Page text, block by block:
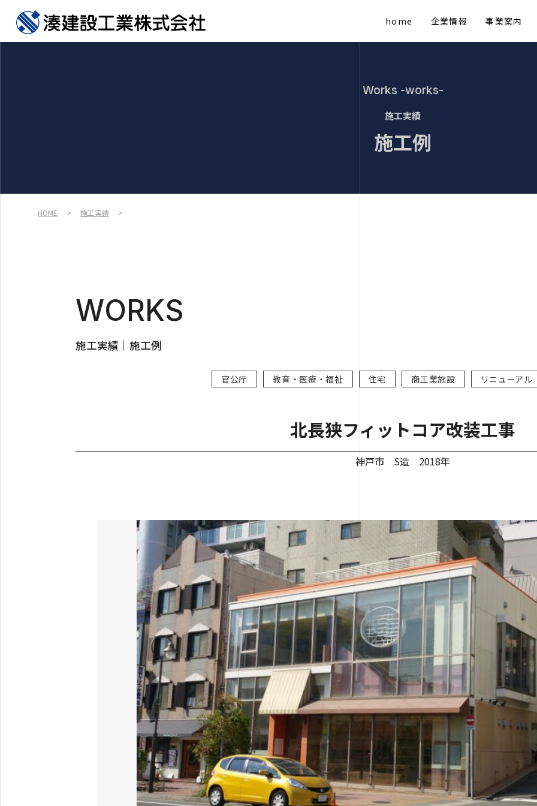
home 企業情報 事業案内
Works -works-
施工実績
施工例
HOME > 施工実績 >
WORKS
施工実績｜施工例
官公庁 教育・医療・福祉 住宅 商工業施設 リニューアル
北長狭フィットコア改装工事
神戸市 S造 2018年